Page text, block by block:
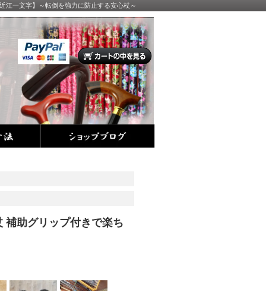
江一文字】～転倒を強力に防止する安心杖～
補助グリップ付きで楽ち